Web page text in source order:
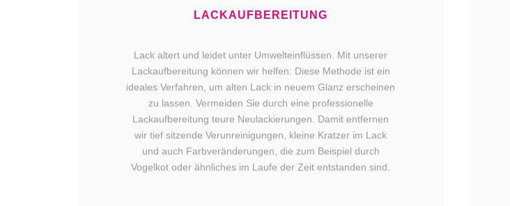
LACKAUFBEREITUNG
Lack altert und leidet unter Umwelteinflüssen. Mit unserer
Lackaufbereitung können wir helfen: Diese Methode ist ein
ideales Verfahren, um alten Lack in neuem Glanz erscheinen
zu lassen. Vermeiden Sie durch eine professionelle
Lackaufbereitung teure Neulackierungen. Damit entfernen
wir tief sitzende Verunreinigungen, kleine Kratzer im Lack
und auch Farbveränderungen, die zum Beispiel durch
Vogelkot oder ähnliches im Laufe der Zeit entstanden sind.